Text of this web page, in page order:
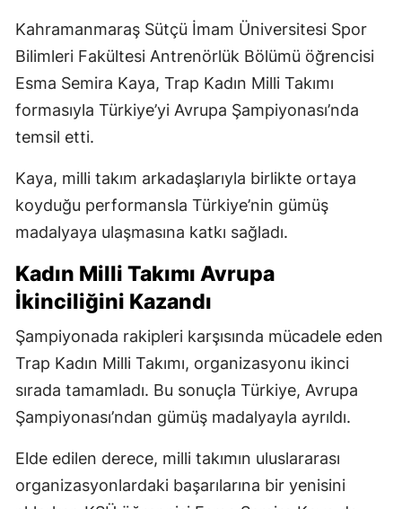
Kahramanmaraş Sütçü İmam Üniversitesi Spor
Bilimleri Fakültesi Antrenörlük Bölümü öğrencisi
Esma Semira Kaya, Trap Kadın Milli Takımı
formasıyla Türkiye’yi Avrupa Şampiyonası’nda
temsil etti.
Kaya, milli takım arkadaşlarıyla birlikte ortaya
koyduğu performansla Türkiye’nin gümüş
madalyaya ulaşmasına katkı sağladı.
Kadın Milli Takımı Avrupa
İkinciliğini Kazandı
Şampiyonada rakipleri karşısında mücadele eden
Trap Kadın Milli Takımı, organizasyonu ikinci
sırada tamamladı. Bu sonuçla Türkiye, Avrupa
Şampiyonası’ndan gümüş madalyayla ayrıldı.
Elde edilen derece, milli takımın uluslararası
organizasyonlardaki başarılarına bir yenisini